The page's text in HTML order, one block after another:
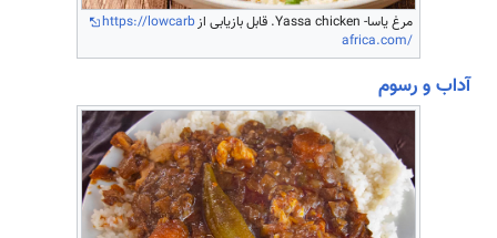
مرغ یاسا- Yassa chicken. قابل بازیابی از
https://lowcarb
africa.com/
آداب و رسوم